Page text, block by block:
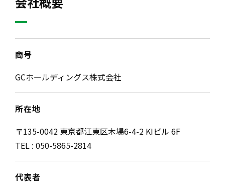
商号
GCホールディングス株式会社
所在地
〒135-0042 東京都江東区木場6-4-2 KIビル 6F
TEL : 050-5865-2814
代表者